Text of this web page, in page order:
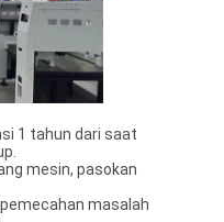
1 tahun dari saat
mesin, pasokan
masalah